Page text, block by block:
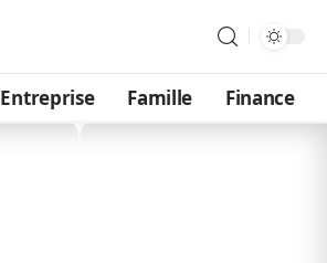
Entreprise Famille Finance